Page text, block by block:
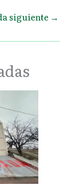
siguiente →